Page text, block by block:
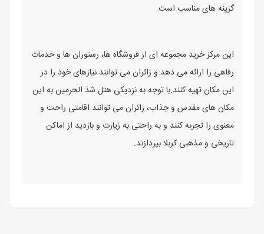
گزینه ‌های مناسب است.
این مرکز خرید مجموعه ‌ای از فروشگاه‌ ها، رستوران ‌ها و خدمات
رفاهی را ارائه می ‌دهد و زائران می ‌توانند نیازهای خود را در
این مکان تهیه کنند.با توجه به نزدیکی هتل شذ الحرمین به این
مکان ‌های مقدس و جذاب، زائران می ‌توانند اقامتی راحت و
معنوی را تجربه کنند و به ‌راحتی به زیارت و بازدید از اماکن
تاریخی و مذهبی کربلا بپردازند.